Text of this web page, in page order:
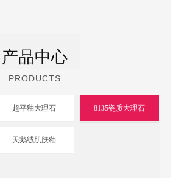
产品中心
PRODUCTS
超平釉大理石 8135瓷质大理石
天鹅绒肌肤釉